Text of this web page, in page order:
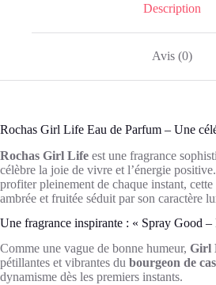
Description
Avis (0)
Rochas Girl Life Eau de Parfum – Une
Rochas Girl Life est une fragrance
célèbre la joie de vivre et l’énergie
profiter pleinement de chaque instant,
ambrée et fruitée séduit par son caractère
Une fragrance inspirante : « Spray Good –
Comme une vague de bonne humeur, Girl
pétillantes et vibrantes du bourgeon de
dynamisme dès les premiers instants.